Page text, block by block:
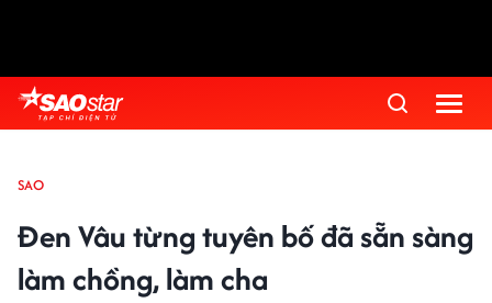
SAO
Đen Vâu từng tuyên bố đã sẵn sàng
làm chồng, làm cha